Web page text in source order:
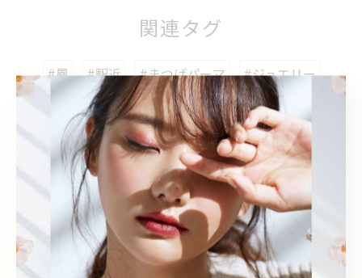
関連タグ
#鳳 #駅近 #まつげパーマ
#ジュエリー
#エグータム
カテゴリー Categories
全てのカテゴリー
Sea pear 鳳店